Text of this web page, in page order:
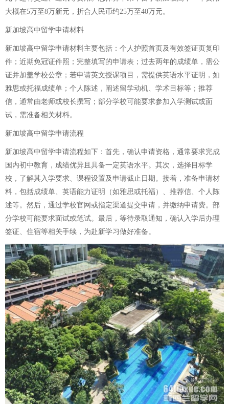
大概在5万至8万新元，折合人民币约25万至40万元。
新加坡高中留学申请材料
新加坡高中留学申请材料主要包括：个人护照首页及有效签证页复印
件；近期免冠证件照；完整填写的申请表；过去两年的成绩单，需公
证并加盖学校公章；若申请英文授课项目，需提供英语水平证明，如
雅思或托福成绩单；个人陈述，阐述留学动机、学术目标等；推荐
信，通常由老师或校长撰写；部分学校可能要求参加入学测试或面
试，需准备相关材料。
新加坡高中留学申请流程
新加坡高中留学申请流程如下：首先，确认申请资格，通常要求完成
国内初中教育，成绩优异且具备一定英语水平。其次，选择目标学
校，了解其入学要求、课程设置及申请截止日期。接着，准备申请材
料，包括成绩单、英语能力证明（如雅思或托福）、推荐信、个人陈
述等。然后，通过学校官网或指定渠道提交申请，并缴纳申请费。部
分学校可能要求面试或笔试。最后，等待录取通知，确认入学后办理
签证、住宿等相关手续，为赴新学习做好准备。